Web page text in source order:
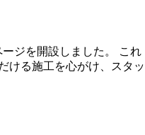
ジを開設しました。 これ
ける施工を心がけ、スタッ